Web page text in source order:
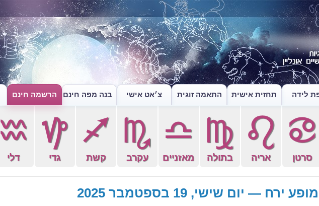
לידה תחזית אישית התאמה זוגית צ׳אט אישי בנה מפה חינם הרשמה חינם
f
סרטן
g
אריה
h
בתולה
j
מאזניים
k
עקרב
l
קשת
z
גדי
x
דלי
מופע ירח — יום שישי, 19 בספטמבר 2025